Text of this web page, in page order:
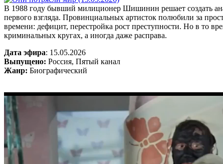
В 1988 году бывший милиционер Шишинин решает создать
первого взгляда. Провинциальных артисток полюбили за
времени: дефицит, перестройка рост преступности. Но в то
криминальных кругах, а иногда даже расправа.
Дата эфира: 15.05.2026
Выпущено: Россия, Пятый канал
Жанр: Биографический